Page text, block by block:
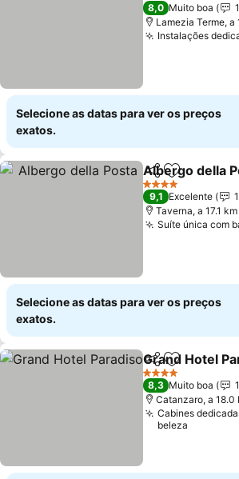
8,0 Muito boa
Lamezia Terme, a
Instalações
Selecione as datas para ver os preços
exatos.
PartilharAdicionar
Albergo della
4 Estrelas
9,1 Excelente
Taverna, a 17.1
Suíte única com
Selecione as datas para ver os preços
exatos.
PartilharAdicionar
Grand Hotel
4 Estrelas
8,3 Muito boa
Catanzaro, a 18.0
Cabines
beleza